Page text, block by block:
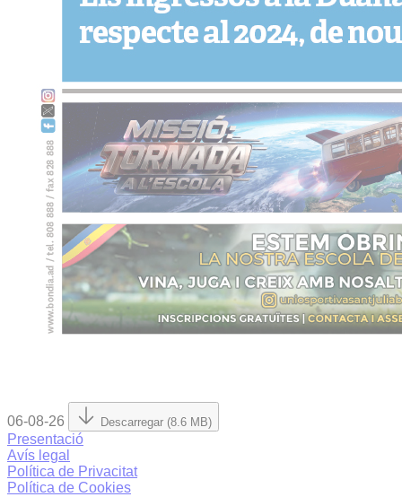
06-08-26 Descarregar (8.6 MB)
Presentació
Avís legal
Política de Privacitat
Política de Cookies